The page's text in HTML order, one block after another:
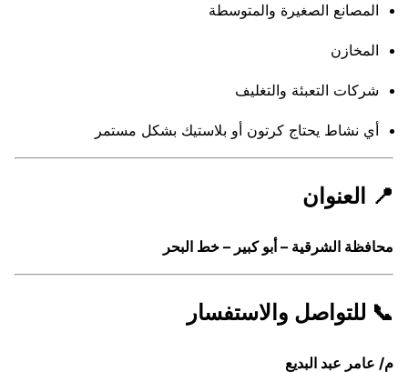
المصانع الصغيرة والمتوسطة
المخازن
شركات التعبئة والتغليف
أي نشاط يحتاج كرتون أو بلاستيك بشكل مستمر
📍 العنوان
محافظة الشرقية – أبو كبير – خط البحر
📞 للتواصل والاستفسار
م/ عامر عبد البديع